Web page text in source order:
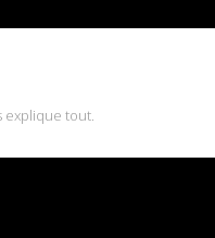
explique tout.